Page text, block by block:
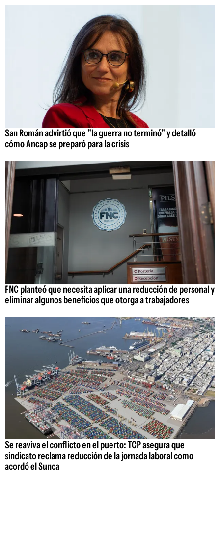
San Román advirtió que "la guerra no terminó" y detalló
cómo Ancap se preparó para la crisis
FNC planteó que necesita aplicar una reducción de personal y
eliminar algunos beneficios que otorga a trabajadores
Se reaviva el conflicto en el puerto: TCP asegura que
sindicato reclama reducción de la jornada laboral como
acordó el Sunca